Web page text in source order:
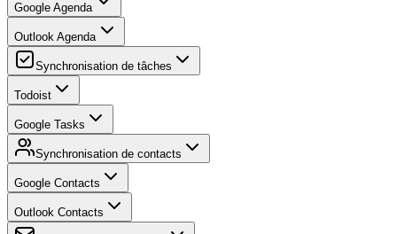
Google Agenda
Outlook Agenda
Synchronisation de tâches
Todoist
Google Tasks
Synchronisation de contacts
Google Contacts
Outlook Contacts